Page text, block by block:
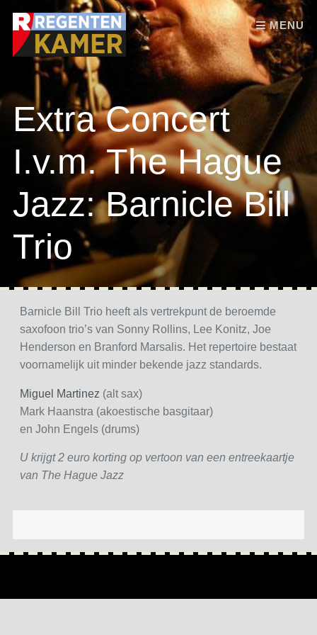
MENU
Skip to content
Extra Concert
I.v.m. The Hague
Jazz: Barnicle Bill
Trio
Barnicle Bill Trio heeft als vertrekpunt de beroemde
saxofoon trio’s van Sonny Rollins, Lee Konitz, Joe
Henderson en Branford Marsalis. Het repertoire bestaat
voornamelijk uit minder bekende jazz standards.
Miguel Martinez (alt sax)
Mark Haanstra (akoestische basgitaar)
en John Engels (drums)
U krijgt 2 euro korting op vertoon van een entreekaartje
van The Hague Jazz